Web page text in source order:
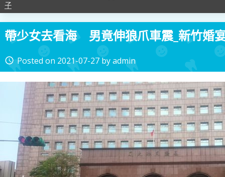
子
帶少女去看海 男竟伸狼爪車震_新竹婚
access_time Posted on 2021-07-27byadmin